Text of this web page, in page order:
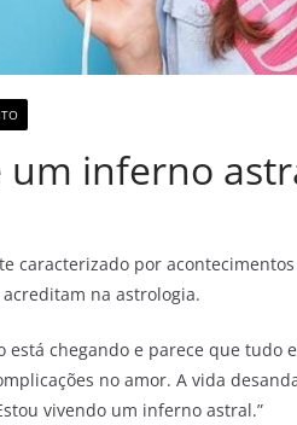
um inferno
caracterizado por
acreditam na astrologia.
está chegando e parece que tudo
no amor. A vida
vivendo um inferno astral.”